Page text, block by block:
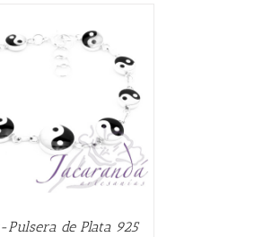
Pulsera de Plata 925